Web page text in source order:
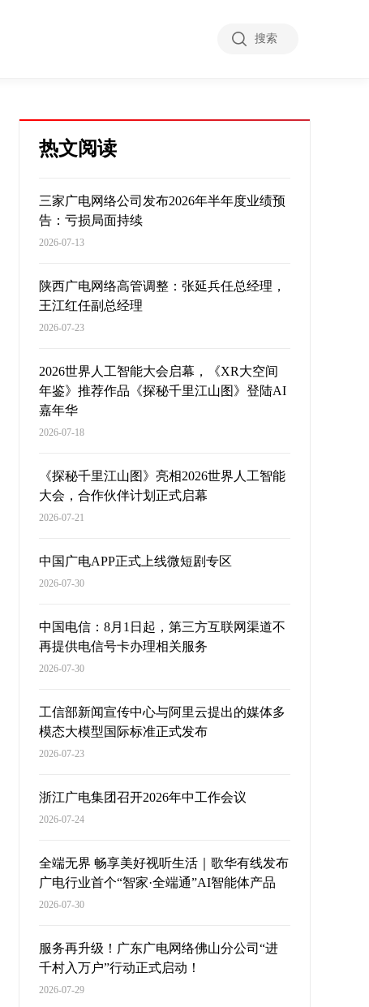
搜索
热文阅读
三家广电网络公司发布2026年半年度业绩预
告：亏损局面持续
2026-07-13
陕西广电网络高管调整：张延兵任总经理，
王江红任副总经理
2026-07-23
2026世界人工智能大会启幕，《XR大空间
年鉴》推荐作品《探秘千里江山图》登陆AI
嘉年华
2026-07-18
《探秘千里江山图》亮相2026世界人工智能
大会，合作伙伴计划正式启幕
2026-07-21
中国广电APP正式上线微短剧专区
2026-07-30
中国电信：8月1日起，第三方互联网渠道不
再提供电信号卡办理相关服务
2026-07-30
工信部新闻宣传中心与阿里云提出的媒体多
模态大模型国际标准正式发布
2026-07-23
浙江广电集团召开2026年中工作会议
2026-07-24
全端无界 畅享美好视听生活｜歌华有线发布
广电行业首个“智家·全端通”AI智能体产品
2026-07-30
服务再升级！广东广电网络佛山分公司“进
千村入万户”行动正式启动！
2026-07-29